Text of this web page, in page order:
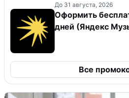
До 31 августа, 2026
Оформить
дней (Яндекс
Все